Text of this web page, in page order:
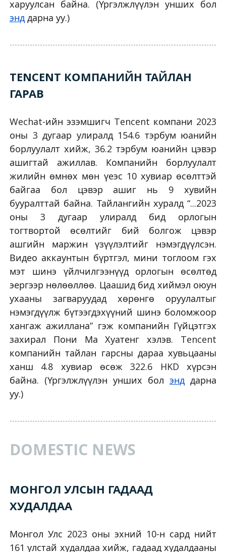
харуулсан байна. (Үргэлжлүүлэн унших бол
энд дарна уу.)
TENCENT КОМПАНИЙН ТАЙЛАН
ГАРАВ
Wechat-ийн эзэмшигч Tencent компани 2023
оны 3 дугаар улиралд 154.6 тэрбум юанийн
борлуулалт хийж, 36.2 тэрбум юанийн цэвэр
ашигтай ажиллав. Компанийн борлуулалт
жилийн өмнөх мөн үеэс 10 хувиар өсөлттэй
байгаа бол цэвэр ашиг нь 9 хувийн
бууралттай байна. Тайлангийн хуралд “...2023
оны 3 дугаар улиралд бид орлогын
тогтвортой өсөлтийг бий болгож цэвэр
ашгийн маржин үзүүлэлтийг нэмэгдүүлсэн.
Видео аккаунтын бүртгэл, мини тоглоом гэх
мэт шинэ үйлчилгээнүүд орлогын өсөлтөд
эергээр нөлөөллөө. Цаашид бид хиймэл оюун
ухааны загваруудад хөрөнгө оруулалтыг
нэмэгдүүлж бүтээгдэхүүний шинэ боломжоор
хангаж ажиллана” гэж компанийн Гүйцэтгэх
захирал Пони Ма Хуатенг хэлэв. Tencent
компанийн тайлан гарсны дараа хувьцааны
ханш 4.8 хувиар өсөж 322.6 HKD хүрсэн
байна. (Үргэлжлүүлэн унших бол энд дарна
уу.)
DOMESTIC NEWS
МОНГОЛ УЛСЫН ГАДААД
ХУДАЛДАА
Монгол Улс 2023 оны эхний 10-н сард нийт
161 улстай худалдаа хийж, гадаад худалдааны